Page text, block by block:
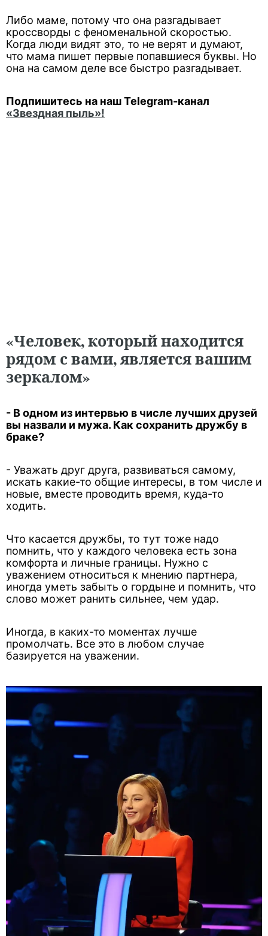
Либо маме, потому что она разгадывает
кроссворды с феноменальной скоростью.
Когда люди видят это, то не верят и думают,
что мама пишет первые попавшиеся буквы. Но
она на самом деле все быстро разгадывает.
Подпишитесь на наш Telegram-канал
«Звездная пыль»!
«Человек, который находится
рядом с вами, является вашим
зеркалом»
- В одном из интервью в числе лучших друзей
вы назвали и мужа. Как сохранить дружбу в
браке?
- Уважать друг друга, развиваться самому,
искать какие-то общие интересы, в том числе и
новые, вместе проводить время, куда-то
ходить.
Что касается дружбы, то тут тоже надо
помнить, что у каждого человека есть зона
комфорта и личные границы. Нужно с
уважением относиться к мнению партнера,
иногда уметь забыть о гордыне и помнить, что
слово может ранить сильнее, чем удар.
Иногда, в каких-то моментах лучше
промолчать. Все это в любом случае
базируется на уважении.